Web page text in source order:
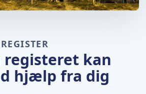
kan
hjælp fra dig